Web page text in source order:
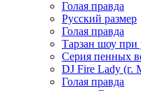
Голая правда
Русский размер
Голая правда
Тарзан шоу при
Серия пенных
DJ Fire Lady (г.
Голая правда